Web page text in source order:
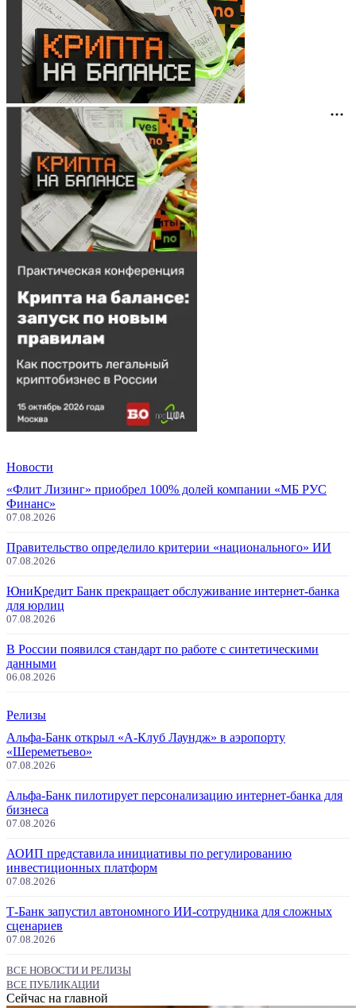
Новости
«Флит Лизинг» приобрел 100% долей компании «МБ РУС
Финанс»
07.08.2026
Правительство определило критерии «национального» ИИ
07.08.2026
ЮниКредит Банк прекращает обслуживание интернет-банка
для юрлиц
07.08.2026
В России появился стандарт по работе с синтетическими
данными
06.08.2026
Релизы
Альфа-Банк открыл «А-Клуб Лаундж» в аэропорту
«Шереметьево»
07.08.2026
Альфа-Банк пилотирует персонализацию интернет-банка для
бизнеса
07.08.2026
АОИП представила инициативы по регулированию
инвестиционных платформ
07.08.2026
Т-Банк запустил автономного ИИ-сотрудника для сложных
сценариев
07.08.2026
ВСЕ НОВОСТИ И РЕЛИЗЫ
ВСЕ ПУБЛИКАЦИИ
Сейчас на главной